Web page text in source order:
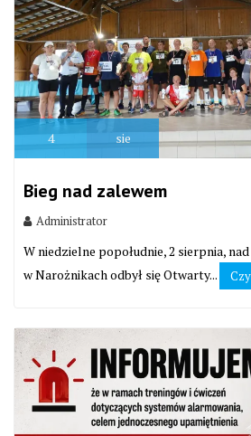
4 sie
Bieg nad zalewem
Administrator
W niedzielne popołudnie, 2 sierpnia,
w Narożnikach odbył się Otwarty...